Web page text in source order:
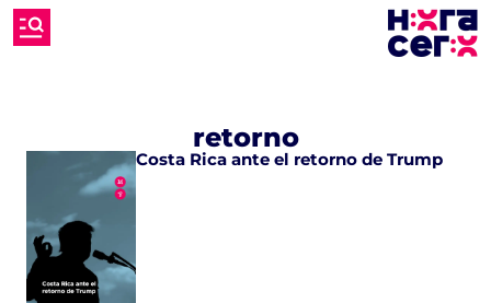
retorno
Costa Rica ante el retorno de Trump